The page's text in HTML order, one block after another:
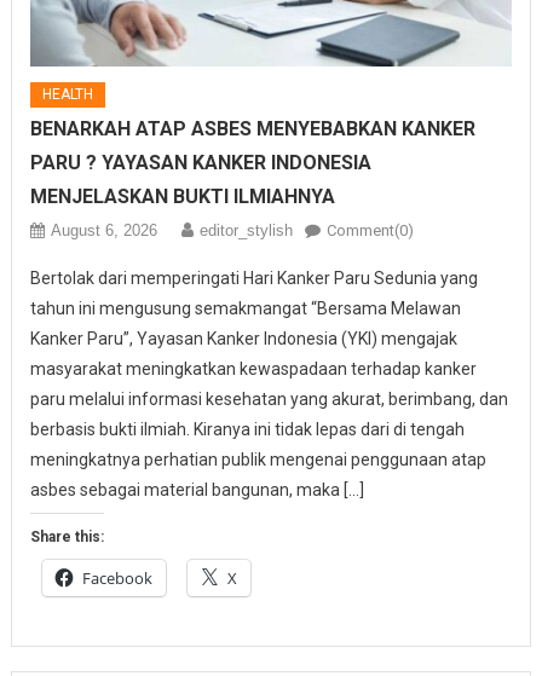
HEALTH
BENARKAH ATAP ASBES MENYEBABKAN KANKER
PARU ? YAYASAN KANKER INDONESIA
MENJELASKAN BUKTI ILMIAHNYA
August 6, 2026 editor_stylish Comment(0)
Bertolak dari memperingati Hari Kanker Paru Sedunia yang
tahun ini mengusung semakmangat “Bersama Melawan
Kanker Paru”, Yayasan Kanker Indonesia (YKI) mengajak
masyarakat meningkatkan kewaspadaan terhadap kanker
paru melalui informasi kesehatan yang akurat, berimbang, dan
berbasis bukti ilmiah. Kiranya ini tidak lepas dari di tengah
meningkatnya perhatian publik mengenai penggunaan atap
asbes sebagai material bangunan, maka […]
Share this:
Facebook X